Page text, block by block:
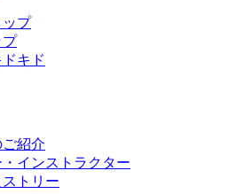
ップ
プ
キド
ご紹介
・インストラクター
ストリー